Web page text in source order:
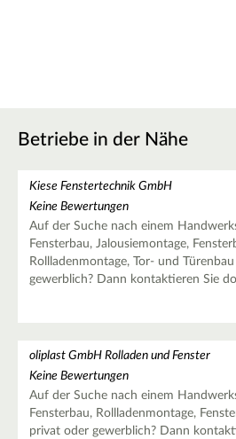
Betriebe in der Nähe
Kiese Fenstertechnik GmbH
Keine Bewertungen
Auf der Suche nach einem
Fensterbau, Jalousiemontage,
Rollladenmontage, Tor- und
gewerblich? Dann kontaktieren Sie
oliplast GmbH Rolladen und Fenster
Keine Bewertungen
Auf der Suche nach einem
Fensterbau, Rollladenmontage,
privat oder gewerblich? Dann